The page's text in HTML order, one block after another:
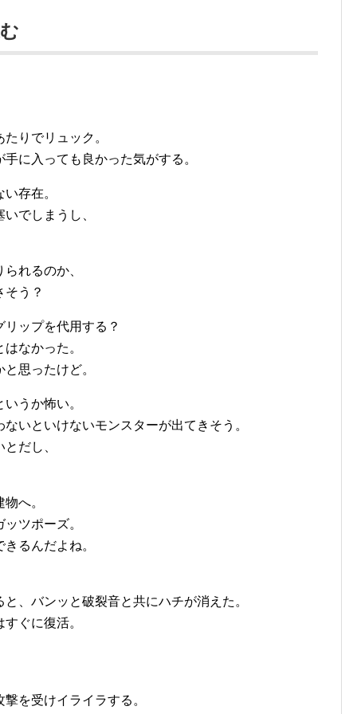
りでリュック。
に入っても良かった気がする。
存在。
でしまうし、
れるのか、
う？
ップを代用する？
なかった。
思ったけど。
うか怖い。
いといけないモンスターが出てきそう。
だし、
へ。
ツポーズ。
るんだよね。
、バンッと破裂音と共にハチが消えた。
ぐに復活。
を受けイライラする。